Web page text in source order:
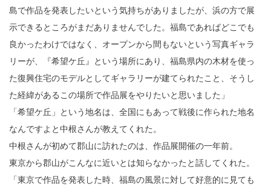
島で作品を発表したいという気持ちがありましたが、浜の方で展
示できるところがまだありませんでした。福島であればどこでも
良かったわけではなく、オープンから間もないという写真ギャラ
リーが、『希望ケ丘』という場所にあり、福島県内の木材を使っ
た復興住宅のモデルとしてギャラリーが建てられたこと、そうし
た経緯があるこの場所で作品展をやりたいと思いました」
「希望ケ丘」という地名は、全国にもあって戦後に作られた地名
なんですよと中根さんが教えてくれた。
中根さんが初めて郡山に訪れたのは、作品展開催の一年前。
東京から郡山がこんなに近いとは知らなかったと話してくれた。
「東京で作品を発表した時、福島の風景に対して好意的に見ても